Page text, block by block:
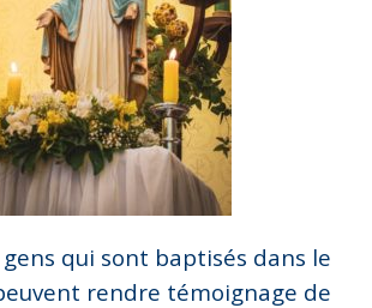
qui sont baptisés dans le
rendre témoignage de